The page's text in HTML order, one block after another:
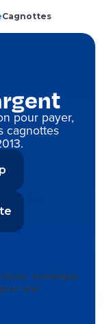
Cagnottes
pour payer,
cagnottes